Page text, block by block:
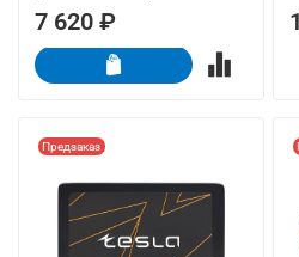
7 620 ₽
Предзаказ